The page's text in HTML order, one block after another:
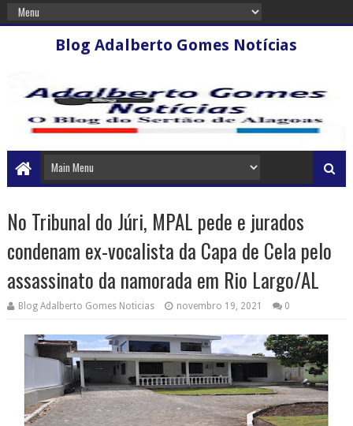
Blog Adalberto Gomes Notícias
No Tribunal do Júri, MPAL pede e jurados
condenam ex-vocalista da Capa de Cela pelo
assassinato da namorada em Rio Largo/AL
Blog Adalberto Gomes Noticias novembro 19, 2021 0